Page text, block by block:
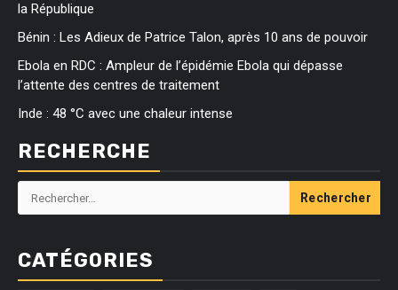
la République
Bénin : Les Adieux de Patrice Talon, après 10 ans de pouvoir
Ebola en RDC : Ampleur de l’épidémie Ebola qui dépasse
l’attente des centres de traitement
Inde : 48 °C avec une chaleur intense
RECHERCHE
Rechercher :
CATÉGORIES